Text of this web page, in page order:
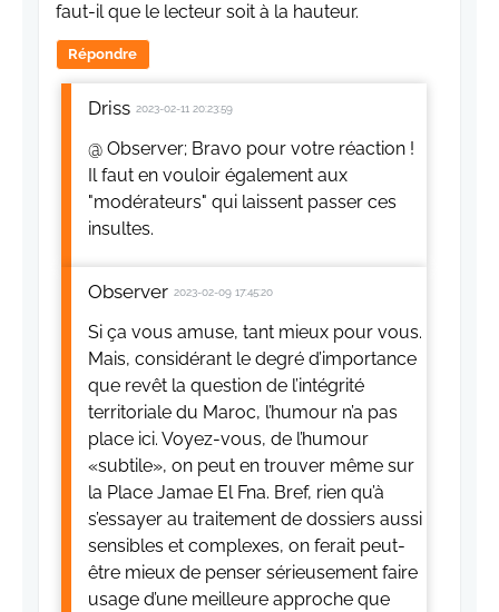
faut-il que le lecteur soit à la hauteur.
Répondre
Driss 2023-02-11 20:23:59
@ Observer; Bravo pour votre réaction !
Il faut en vouloir également aux
"modérateurs" qui laissent passer ces
insultes.
Observer 2023-02-09 17:45:20
Si ça vous amuse, tant mieux pour vous.
Mais, considérant le degré d’importance
que revêt la question de l’intégrité
territoriale du Maroc, l’humour n’a pas
place ici. Voyez-vous, de l’humour
«subtile», on peut en trouver même sur
la Place Jamae El Fna. Bref, rien qu’à
s’essayer au traitement de dossiers aussi
sensibles et complexes, on ferait peut-
être mieux de penser sérieusement faire
usage d’une meilleure approche que